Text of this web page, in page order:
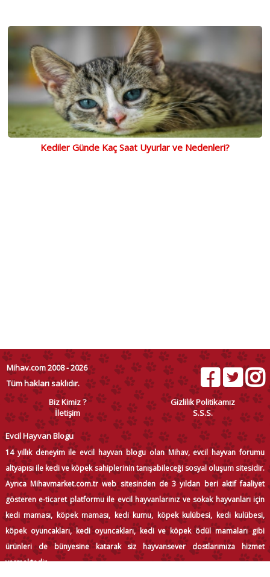
Kediler Günde Kaç Saat Uyurlar ve Nedenleri?
Mihav.com 2008 - 2026
Tüm hakları saklıdır.
Biz Kimiz ?
Gizlilik Politikamız
İletişim
S.S.S.
Evcil Hayvan Blogu
14 yıllık deneyim ile evcil hayvan blogu olan Mihav, evcil hayvan forumu
altyapısı ile kedi ve köpek sahiplerinin tanışabileceği sosyal oluşum sitesidir.
Ayrıca Mihavmarket.com.tr web sitesinden de 3 yıldan beri aktif faaliyet
gösteren e-ticaret platformu ile evcil hayvanlarınız ve sokak hayvanları için
kedi maması, köpek maması, kedi kumu, köpek kulübesi, kedi kulübesi,
köpek oyuncakları, kedi oyuncakları, kedi ve köpek ödül mamaları gibi
ürünleri de bünyesine katarak siz hayvansever dostlarımıza hizmet
vermektedir.